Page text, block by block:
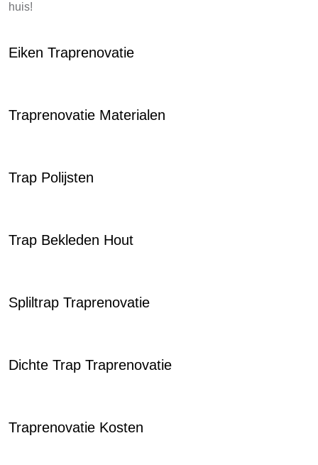
huis!
Eiken Traprenovatie
Traprenovatie Materialen
Trap Polijsten
Trap Bekleden Hout
Spliltrap Traprenovatie
Dichte Trap Traprenovatie
Traprenovatie Kosten